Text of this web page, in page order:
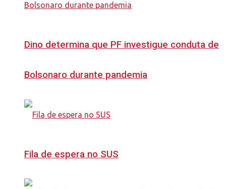
Dino determina que PF investigue conduta de
Bolsonaro durante pandemia
Fila de espera no SUS